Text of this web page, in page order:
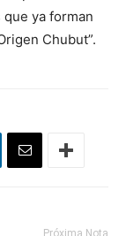
ya forman
Chubut”.
Próxima Nota